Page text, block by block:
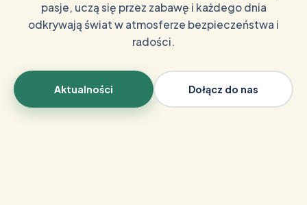
pasje, uczą się przez zabawę i każdego dnia
odkrywają świat w atmosferze bezpieczeństwa i
radości.
Aktualności Dołącz do nas